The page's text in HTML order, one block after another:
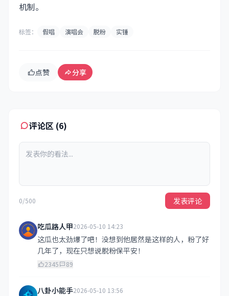
机制。
标签： 假唱 演唱会 脱粉 实锤
点赞 分享
评论区 (6)
0/500 发表评论
吃瓜路人甲2026-05-10 14:23
这瓜也太劲爆了吧！没想到他居然是这样的人，粉了好
几年了，现在只想说脱粉保平安！
2345 89
八卦小能手2026-05-10 13:56